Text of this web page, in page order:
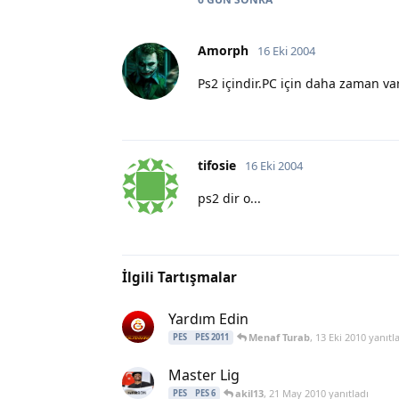
Amorph 16 Eki 2004
Ps2 içindir.PC için daha zaman
tifosie 16 Eki 2004
ps2 dir o...
İlgili Tartışmalar
Yardım Edin
PES PES 2011 Menaf Turab, 13 Eki 2010
Master Lig
PES PES 6 akil13, 21 May 2010yanıtladı